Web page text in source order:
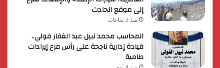
إلى موقع الحادث
منذ 3 ساعات
المحاسب محمد نبيل عبد الغفار فولي..
قيادة إدارية ناجحة على رأس فرع إيرادات
طامية